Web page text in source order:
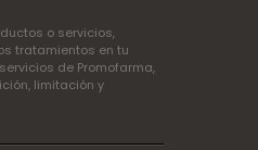
o servicios,
tratamientos en tu
de Promofarma,
limitación y